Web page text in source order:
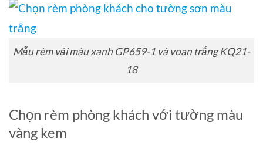
Mẫu rèm vải màu xanh GP659-1 và voan trắng KQ21-
18
Chọn rèm phòng khách với tường màu
vàng kem